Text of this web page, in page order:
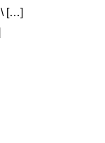
\ […]